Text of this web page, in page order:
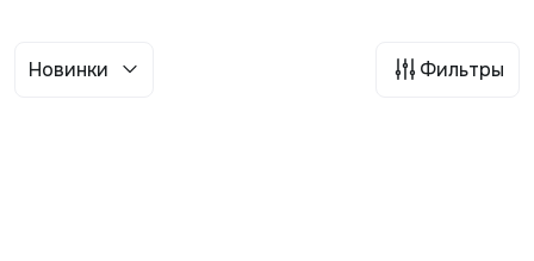
Новинки Фильтры